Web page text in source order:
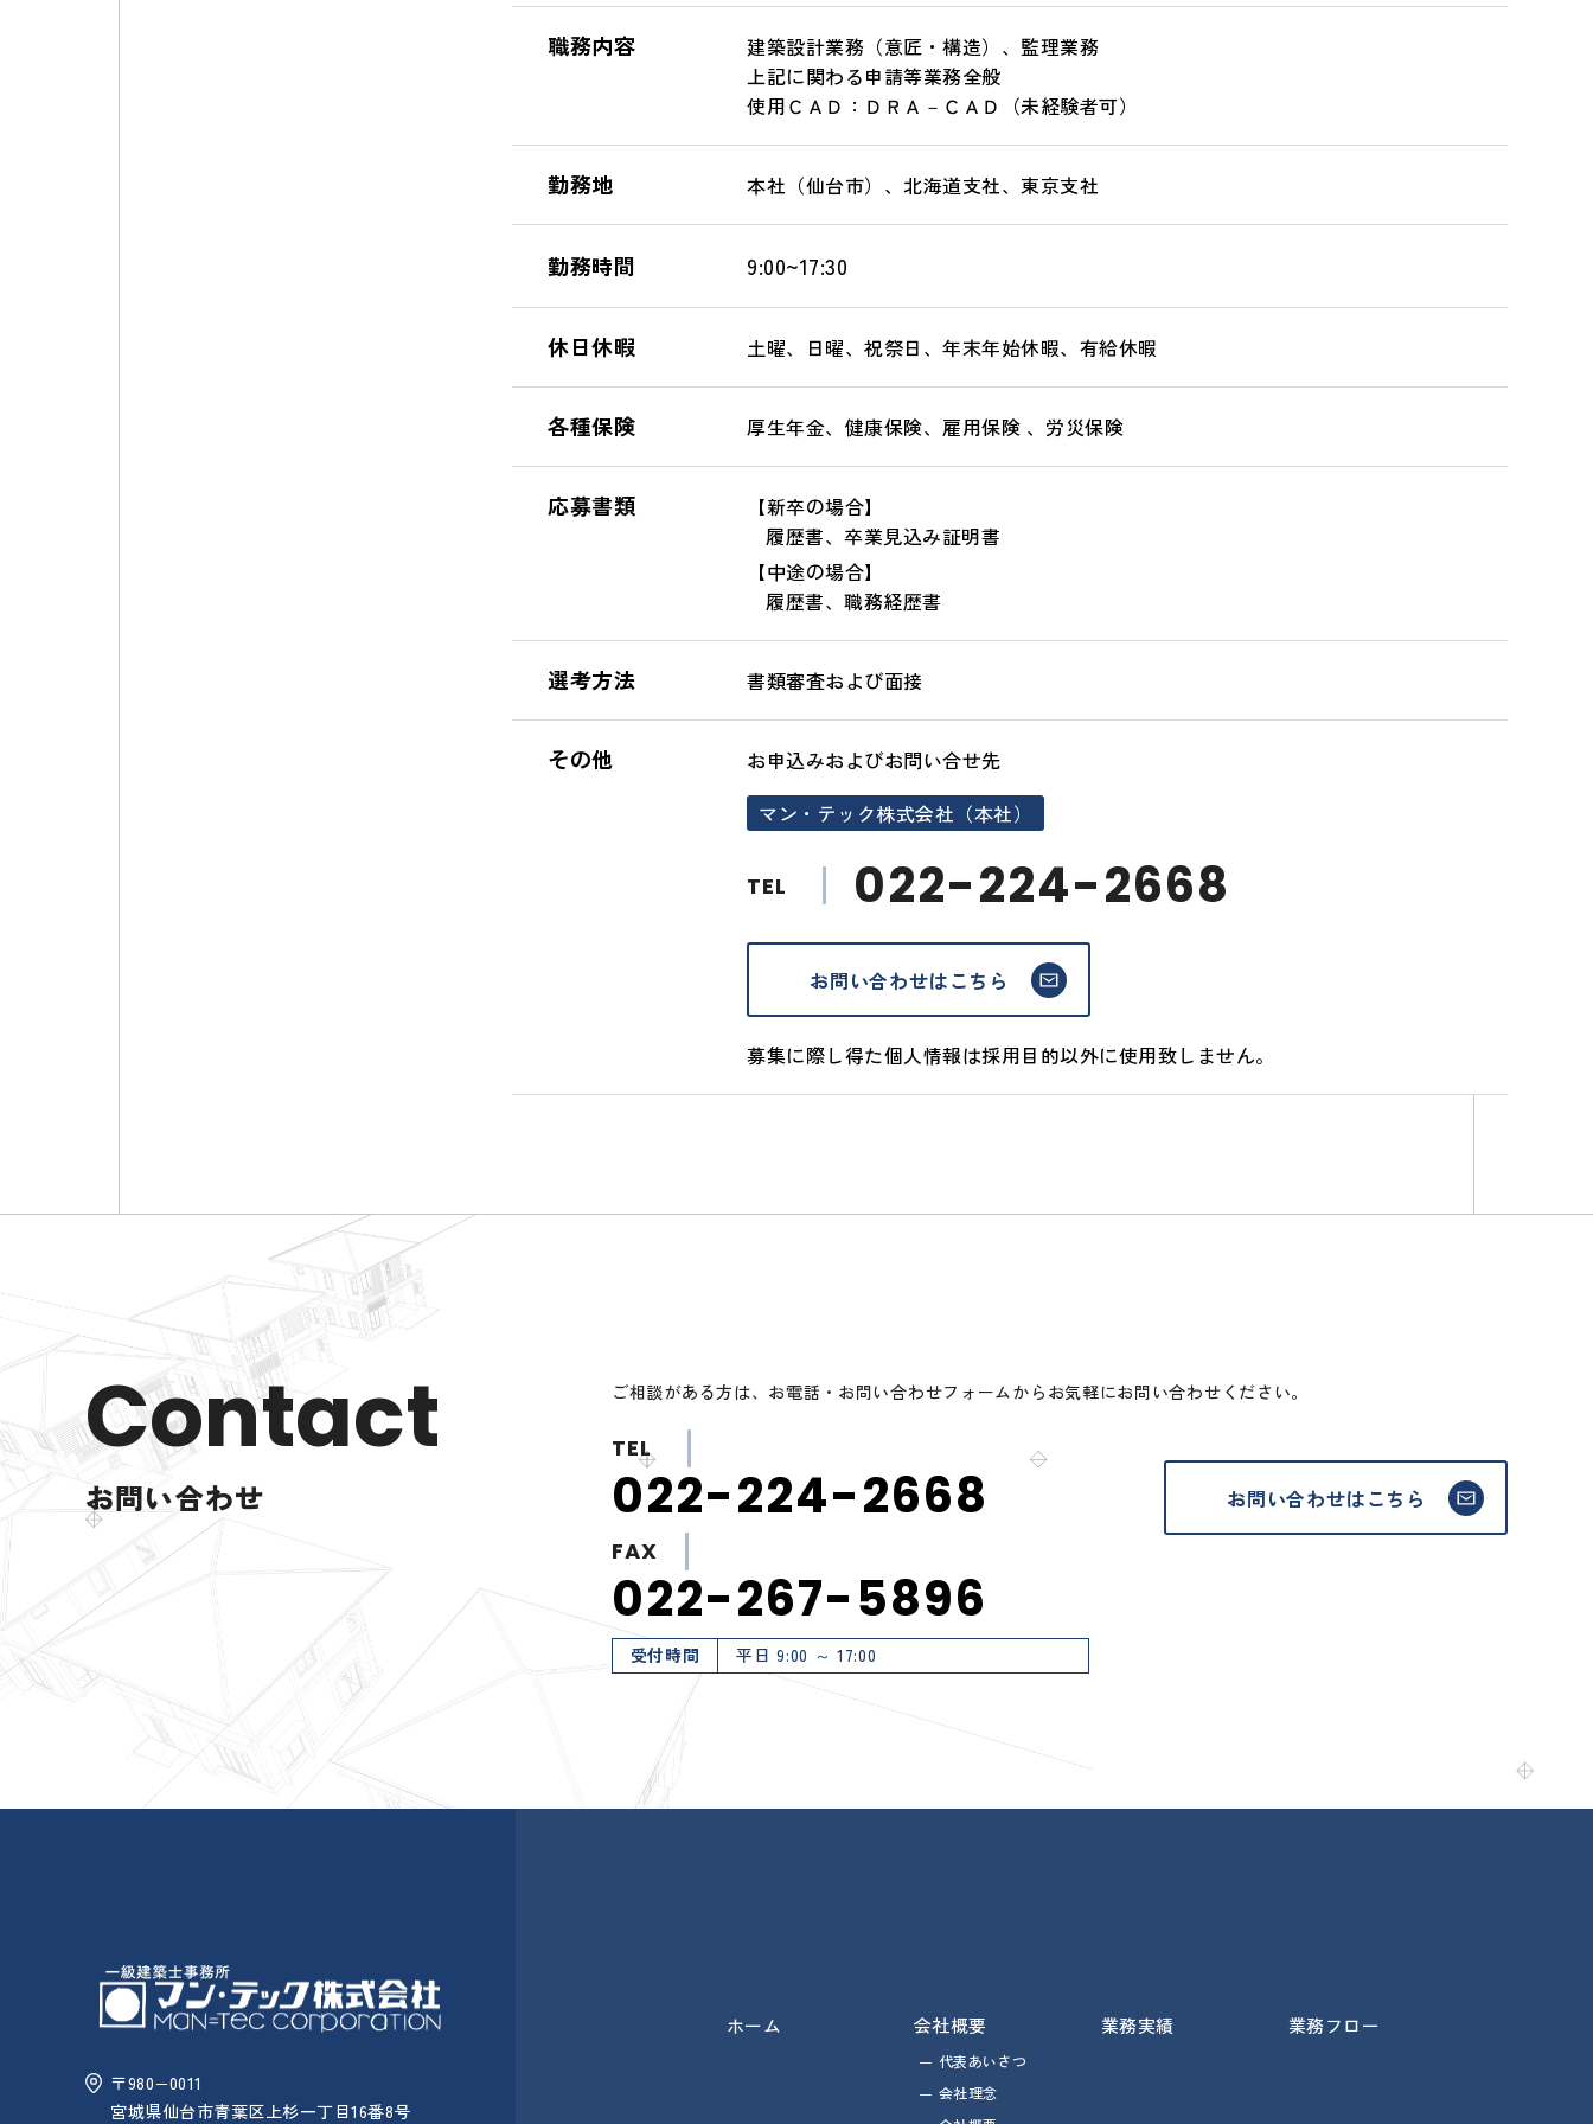
職務内容
建築設計業務（意匠・構造）、監理業務
上記に関わる申請等業務全般
使用ＣＡＤ：ＤＲＡ－ＣＡＤ（未経験者可）
勤務地 本社（仙台市）、北海道支社、東京支社
勤務時間 9:00~17:30
休日休暇 土曜、日曜、祝祭日、年末年始休暇、有給休暇
各種保険 厚生年金、健康保険、雇用保険 、労災保険
応募書類
【新卒の場合】
履歴書、卒業見込み証明書
【中途の場合】
履歴書、職務経歴書
選考方法 書類審査および面接
その他
お申込みおよびお問い合せ先
マン・テック株式会社（本社）
TEL 022-224-2668
お問い合わせはこちら
募集に際し得た個人情報は採用目的以外に使用致しません。
Contact
お問い合わせ
ご相談がある方は、お電話・お問い合わせフォームからお気軽にお問い合わせください。
TEL
022-224-2668
FAX
022-267-5896
受付時間 平日 9:00 ～ 17:00
お問い合わせはこちら
〒980−0011
宮城県仙台市青葉区上杉一丁目16番8号
ホーム 会社概要
代表あいさつ
会社理念
業務実績 業務フロー